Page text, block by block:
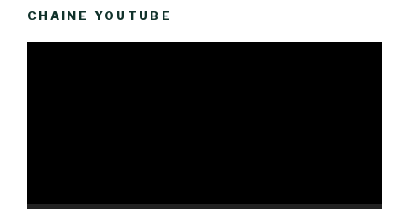
CHAINE YOUTUBE